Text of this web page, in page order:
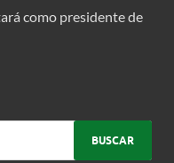
como presidente de